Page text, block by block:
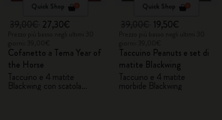
Quick Shop
27,30€
Cofanetto a Tema Year of
the Horse
Taccuino e 4 matite
Blackwing con scatola
Quick Shop
19,50€
Taccuino Peanuts e set di
matite Blackwing
Taccuino e 4 matite
morbide Blackwing